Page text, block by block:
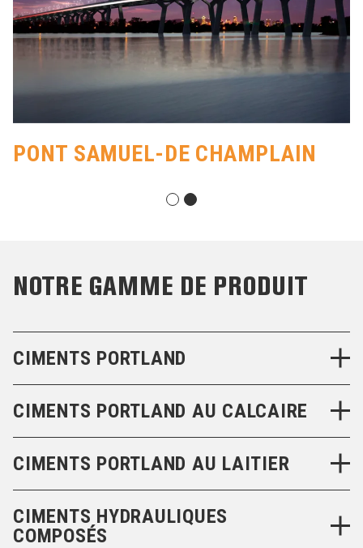
PONT SAMUEL-DE CHAMPLAIN
NOTRE GAMME DE PRODUIT
CIMENTS PORTLAND
CIMENTS PORTLAND AU CALCAIRE
CIMENTS PORTLAND AU LAITIER
CIMENTS HYDRAULIQUES
COMPOSÉS